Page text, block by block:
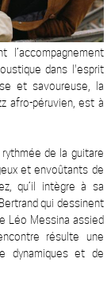
dans l'esprit
et savoureuse, la
afro-péruvien, est à
de la guitare
et envoûtants de
qu’il intègre à sa
qui dessinent
Léo Messina assied
résulte une
dynamiques et de